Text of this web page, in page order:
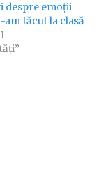
despre emoții
am făcut la clasă